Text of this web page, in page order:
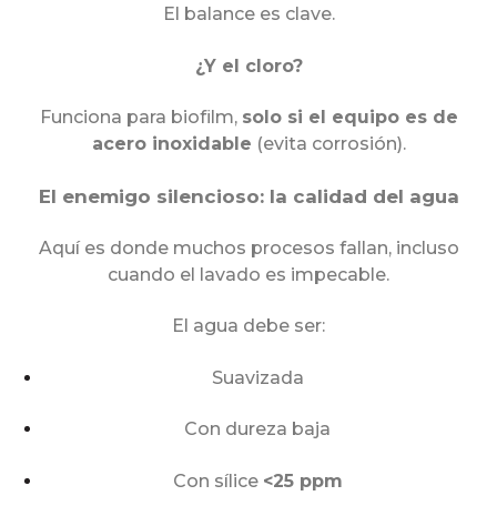
El balance es clave.
¿Y el cloro?
Funciona para biofilm, solo si el equipo es de
acero inoxidable (evita corrosión).
El enemigo silencioso: la calidad del agua
Aquí es donde muchos procesos fallan, incluso
cuando el lavado es impecable.
El agua debe ser:
Suavizada
Con dureza baja
Con sílice <25 ppm